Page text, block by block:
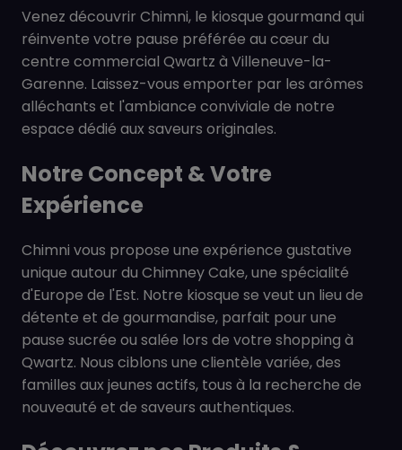
Venez découvrir Chimni, le kiosque gourmand qui
réinvente votre pause préférée au cœur du
centre commercial Qwartz à Villeneuve-la-
Garenne. Laissez-vous emporter par les arômes
alléchants et l'ambiance conviviale de notre
espace dédié aux saveurs originales.
Notre Concept & Votre
Expérience
Chimni vous propose une expérience gustative
unique autour du Chimney Cake, une spécialité
d'Europe de l'Est. Notre kiosque se veut un lieu de
détente et de gourmandise, parfait pour une
pause sucrée ou salée lors de votre shopping à
Qwartz. Nous ciblons une clientèle variée, des
familles aux jeunes actifs, tous à la recherche de
nouveauté et de saveurs authentiques.